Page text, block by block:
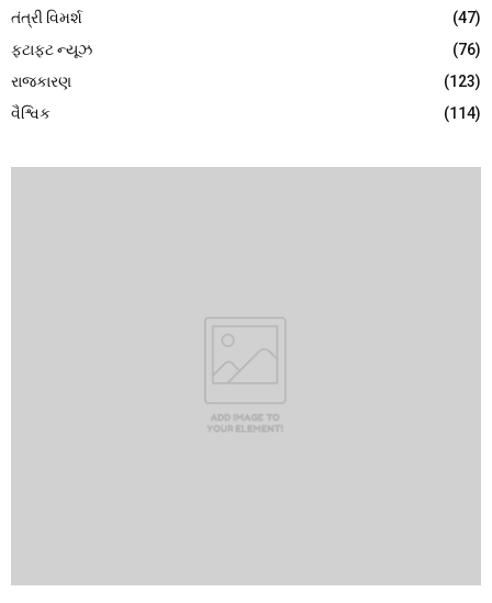
તંત્રી વિમર્શ
(47)
ફટાફટ ન્યૂઝ
(76)
રાજકારણ
(123)
વૈશ્વિક
(114)